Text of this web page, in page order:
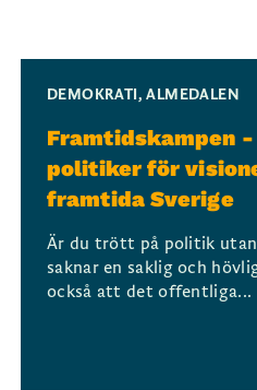
DEMOKRATI,ALMEDALEN
Framtidskampen -
politiker för
framtida Sverige
Är du trött på politik
saknar en saklig och
också att det offentliga...